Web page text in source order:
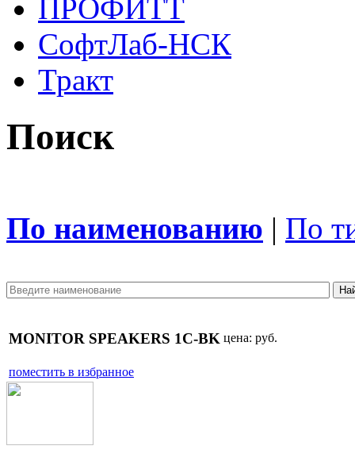
ПРОФИТТ
СофтЛаб-НСК
Тракт
Поиск
По наименованию | По
MONITOR SPEAKERS 1C-BK цена: руб.
поместить в избранное